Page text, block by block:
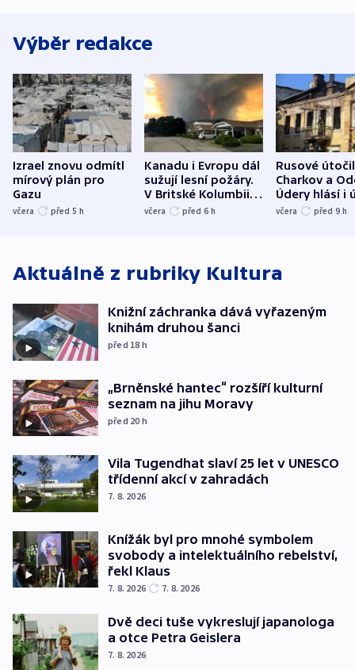
Výběr redakce
Izrael znovu odmítl
mírový plán pro
Gazu
včera před 5 h
Kanadu i Evropu dál
sužují lesní požáry.
V Britské Kolumbii
evakuovali tisíce lidí
včera před 6 h
Rusové
Charkov a
Údery hlásí i
Bělgorodu
včera před 9 h
Aktuálně z rubriky Kultura
Knižní záchranka dává vyřazeným
knihám druhou šanci
před 18 h
„Brněnské hantec“ rozšíří kulturní
seznam na jihu Moravy
před 20 h
Vila Tugendhat slaví 25 let v UNESCO
třídenní akcí v zahradách
7. 8. 2026
Knížák byl pro mnohé symbolem
svobody a intelektuálního rebelství,
řekl Klaus
7. 8. 2026 7. 8. 2026
Dvě deci tuše vykreslují japanologa
a otce Petra Geislera
7. 8. 2026